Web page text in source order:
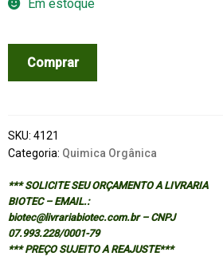
Em estoque
INVITATION
quantidade
Comprar
SKU: 4121
Categoria: Quimica Orgânica
*** SOLICITE SEU ORÇAMENTO A LIVRARIA
BIOTEC – EMAIL.:
biotec@livrariabiotec.com.br – CNPJ
07.993.228/0001-79
*** PREÇO SUJEITO A REAJUSTE***